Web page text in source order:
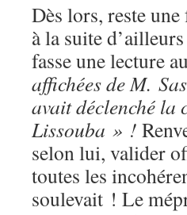
Dès lors, reste
à la suite
fasse une lecture
affichées de M.
avait déclenché la
Lissouba » !
selon lui, valider
toutes les
soulevait ! Le